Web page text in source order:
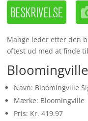
Mange leder efter den
oftest ud med at finde
Navn: Bloomingville
Mærke: Bloomingville
Pris: Kr. 419.97